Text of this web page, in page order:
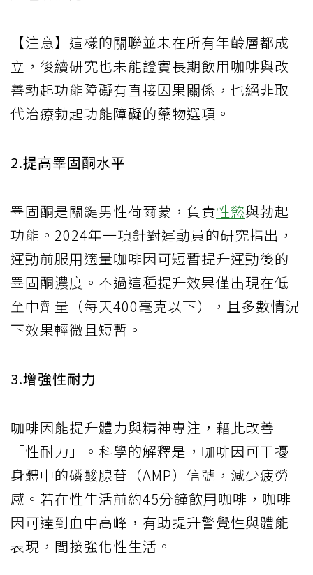
【注意】這樣的關聯並未在所有年齡層都成
立，後續研究也未能證實長期飲用咖啡與改
善勃起功能障礙有直接因果關係，也絕非取
代治療勃起功能障礙的藥物選項。
2.提高睪固酮水平
睪固酮是關鍵男性荷爾蒙，負責性慾與勃起
功能。2024年一項針對運動員的研究指出，
運動前服用適量咖啡因可短暫提升運動後的
睪固酮濃度。不過這種提升效果僅出現在低
至中劑量（每天400毫克以下），且多數情況
下效果輕微且短暫。
3.增強性耐力
咖啡因能提升體力與精神專注，藉此改善
「性耐力」。科學的解釋是，咖啡因可干擾
身體中的磷酸腺苷（AMP）信號，減少疲勞
感。若在性生活前約45分鐘飲用咖啡，咖啡
因可達到血中高峰，有助提升警覺性與體能
表現，間接強化性生活。